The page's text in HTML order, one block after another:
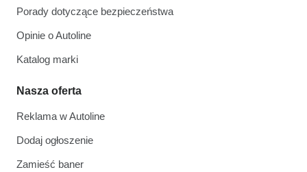
Porady dotyczące bezpieczeństwa
Opinie o Autoline
Katalog marki
Nasza oferta
Reklama w Autoline
Dodaj ogłoszenie
Zamieść baner